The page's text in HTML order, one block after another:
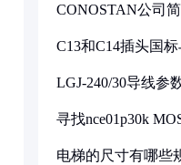
CONOSTAN公司
C13和C14插头国
LGJ-240/30导线参
寻找nce01p30k
电梯的尺寸有哪些